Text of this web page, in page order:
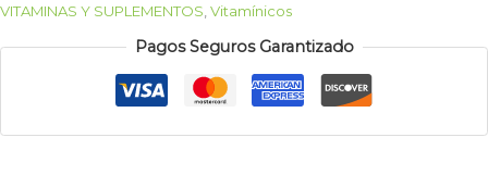
VITAMINAS Y SUPLEMENTOS Vitamínicos
Pagos Seguros Garantizado